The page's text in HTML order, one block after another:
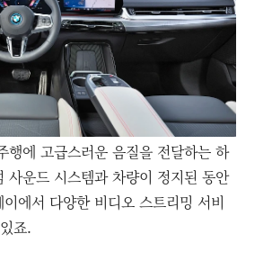
행에 고급스러운 음질을 전달하는 하
사운드 시스템과 차량이 정지된 동안
에서 다양한 비디오 스트리밍 서비
죠.